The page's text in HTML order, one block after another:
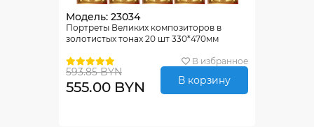
Модель: 23034
Портреты Великих композиторов в
золотистых тонах 20 шт 330*470мм
В избранное
593.85 BYN
555.00 BYN В корзину